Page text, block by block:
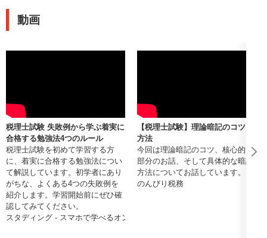
動画
税理士試験 失敗例から学ぶ着実に
合格する勉強法4つのルール
税理士試験を初めて学習する方
に、着実に合格する勉強法につい
て解説しています。初学者にあり
がちな、よくある4つの失敗例を
紹介します。学習開始前にぜひ確
認してみてください。
スタディング - スマホで学べるオンライン通信資格講座
【税理士試験】理論暗記のコツと
方法
今回は理論暗記のコツ、核心的な
部分のお話、そして具体的な暗記
方法についてお話しています。
のんびり税務